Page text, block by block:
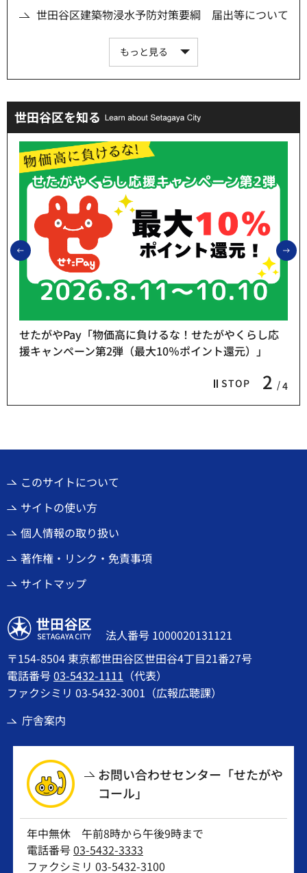
世田谷区建築物浸水予防対策要綱 届出等について
もっと見る
世田谷区を知る
前のスライドを表示
STOP 2 4
せたがやPay「物価高に負けるな！せたがやくらし応
援キャンペーン第2弾（最大10％ポイント還元）」
このサイトについて
サイトの使い方
個人情報の取り扱い
著作権・リンク・免責事項
サイトマップ
世田谷区
法人番号 1000020131121
〒154-8504 東京都世田谷区世田谷4丁目21番27号
電話番号03-5432-1111 （代表）
ファクシミリ 03-5432-3001（広報広聴課）
庁舎案内
お問い合わせセンター「せたがや
コール」
年中無休 午前8時から午後9時まで
電話番号03-5432-3333
ファクシミリ 03-5432-3100